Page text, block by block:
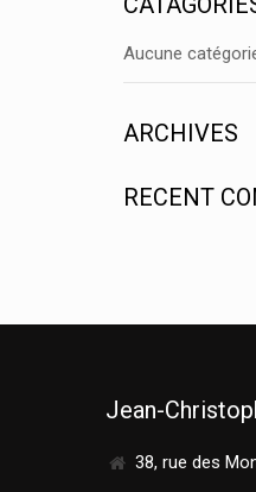
Aucune
ARCHIVES
RECENT
Jean-
38, rue des